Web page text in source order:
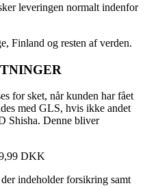
leveringen normalt indenfor
Finland og resten af verden.
for sket, når kunden har fået
med GLS, hvis ikke andet
Shisha. Denne bliver
DKK
indeholder forsikring samt